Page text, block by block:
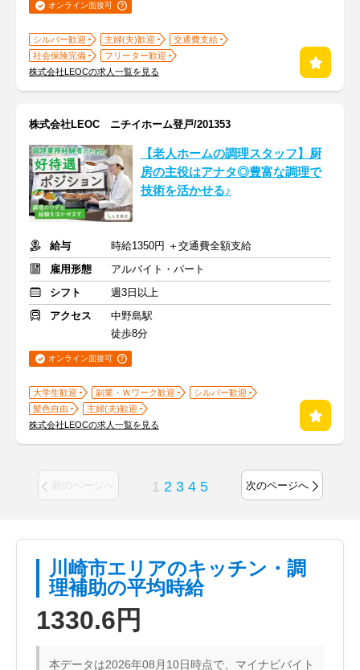
オンライン面接可
シルバー歓迎 主婦(夫)歓迎
交通費支給
社会保険完備
フリーター歓迎
株式会社LEOCの求人一覧を見る
株式会社LEOC ニチイホーム登戸/201353
【老人ホームの調理スタッフ】厨
房の主役はアナタ◎豊富な調理で
技術を活かせる♪
給与
時給1350円 ＋交通費全額支給
雇用形態
アルバイト・パート
シフト
週3日以上
アクセス
中野島駅
徒歩8分
オンライン面接可
大学生歓迎 副業・Ｗワーク歓迎
シルバー歓迎
髪色自由
主婦(夫)歓迎
株式会社LEOCの求人一覧を見る
前のページへ 1 2 3 4 5 次のページへ
川崎市エリアのキッチン・調
理補助の平均時給
1330.6円
本データは2026年08月10日時点で、マイナビバイト